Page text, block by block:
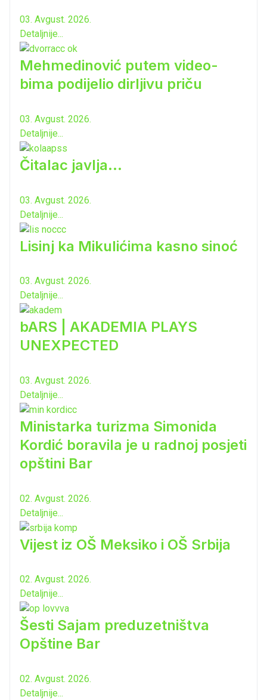
03. Avgust. 2026.
Detaljnije...
Mehmedinović putem video-
bima podijelio dirljivu priču
03. Avgust. 2026.
Detaljnije...
Čitalac javlja...
03. Avgust. 2026.
Detaljnije...
Lisinj ka Mikulićima kasno sinoć
03. Avgust. 2026.
Detaljnije...
bARS | AKADEMIA PLAYS
UNEXPECTED
03. Avgust. 2026.
Detaljnije...
Ministarka turizma Simonida
Kordić boravila je u radnoj posjeti
opštini Bar
02. Avgust. 2026.
Detaljnije...
Vijest iz OŠ Meksiko i OŠ Srbija
02. Avgust. 2026.
Detaljnije...
Šesti Sajam preduzetništva
Opštine Bar
02. Avgust. 2026.
Detaljnije...